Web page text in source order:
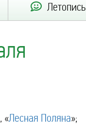
Летопись
«Лесная Поляна»;